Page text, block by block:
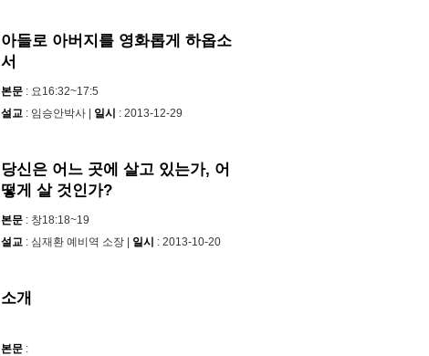
아들로 아버지를 영화롭게 하옵소
서
본문 : 요16:32~17:5
설교 : 임승안박사 | 일시 : 2013-12-29
당신은 어느 곳에 살고 있는가, 어
떻게 살 것인가?
본문 : 창18:18~19
설교 : 심재환 예비역 소장 | 일시 : 2013-10-20
소개
본문 :